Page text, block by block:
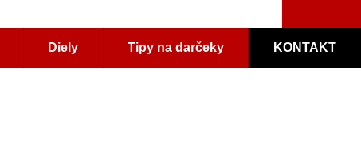
Diely Tipy na darčeky KONTAKT